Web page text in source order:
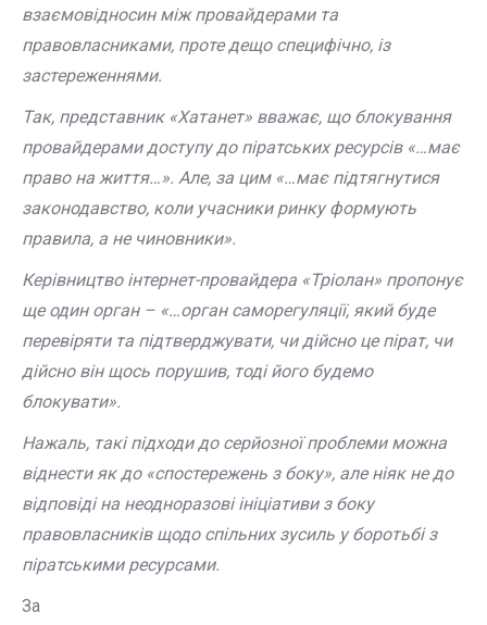
взаємовідносин між провайдерами та
правовласниками, проте дещо специфічно, із
застереженнями.
Так, представник «Хатанет» вважає, що блокування
провайдерами доступу до піратських ресурсів «…має
право на життя…». Але, за цим «…має підтягнутися
законодавство, коли учасники ринку формують
правила, а не чиновники».
Керівництво інтернет-провайдера «Тріолан» пропонує
ще один орган – «…орган саморегуляції, який буде
перевіряти та підтверджувати, чи дійсно це пірат, чи
дійсно він щось порушив, тоді його будемо
блокувати».
Нажаль, такі підходи до серйозної проблеми можна
віднести як до «спостережень з боку», але ніяк не до
відповіді на неодноразові ініціативи з боку
правовласників щодо спільних зусиль у боротьбі з
піратськими ресурсами.
За